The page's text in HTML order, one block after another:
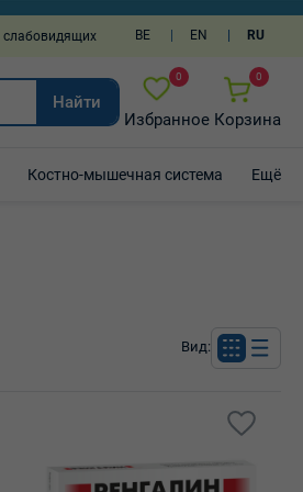
BE EN RU
Найти
0
Избранное
0
Корзина
Костно-мышечная система Ещё
Вид: